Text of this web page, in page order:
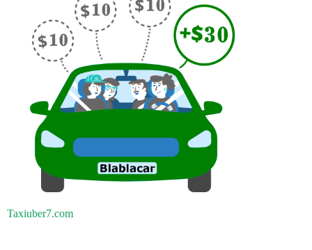
Taxiuber7.com